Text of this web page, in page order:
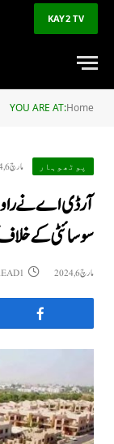
KAY2 TV
YOU ARE AT:Home
پوٹھوہار مارچ 6, 2024
آر ڈی اے نے
سوسائٹی کے خلاف
مارچ 6, 2024 1 MIN READ